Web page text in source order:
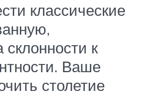
классические
к
Ваше
столетие